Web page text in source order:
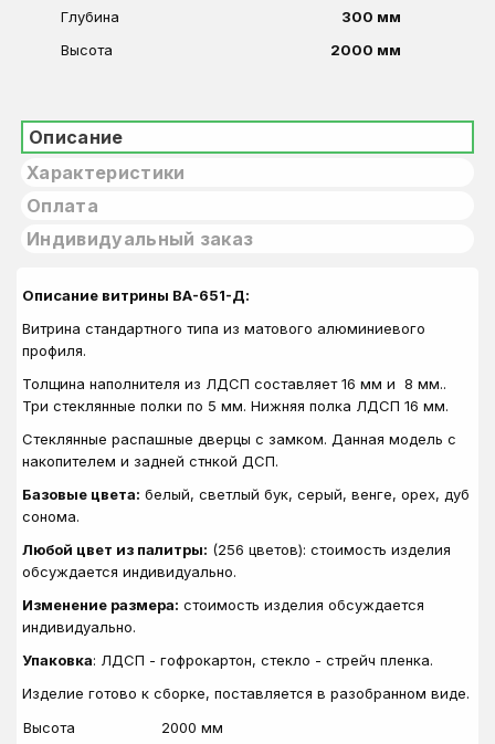
Глубина
300 мм
Высота
2000 мм
Описание
Характеристики
Оплата
Индивидуальный заказ
Описание витрины ВА-651-Д:
Витрина стандартного типа из матового алюминиевого
профиля.
Толщина наполнителя из ЛДСП составляет 16 мм и 8 мм..
Три стеклянные полки по 5 мм. Нижняя полка ЛДСП 16 мм.
Стеклянные распашные дверцы с замком. Данная модель с
накопителем и задней стнкой ДСП.
Базовые цвета: белый, светлый бук, серый, венге, орех, дуб
сонома.
Любой цвет из палитры: (256 цветов): стоимость изделия
обсуждается индивидуально.
Изменение размера: стоимость изделия обсуждается
индивидуально.
Упаковка: ЛДСП - гофрокартон, стекло - стрейч пленка.
Изделие готово к сборке, поставляется в разобранном виде.
Высота
2000 мм